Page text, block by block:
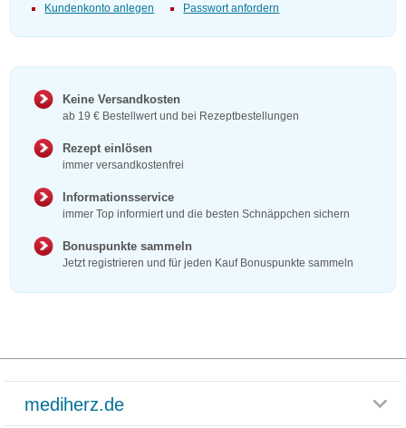
Kundenkonto anlegen Passwort anfordern
Keine Versandkosten
ab 19 € Bestellwert und bei Rezeptbestellungen
Rezept einlösen
immer versandkostenfrei
Informationsservice
immer Top informiert und die besten Schnäppchen sichern
Bonuspunkte sammeln
Jetzt registrieren und für jeden Kauf Bonuspunkte sammeln
mediherz.de